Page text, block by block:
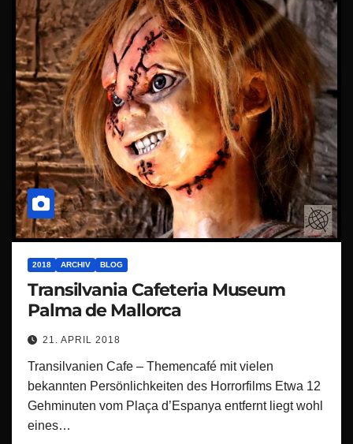
2018 ARCHIV BLOG
Transilvania Cafeteria Museum
Palma de Mallorca
21. APRIL 2018
Transilvanien Cafe – Themencafé mit vielen
bekannten Persönlichkeiten des Horrorfilms Etwa 12
Gehminuten vom Plaça d’Espanya entfernt liegt wohl
eines…